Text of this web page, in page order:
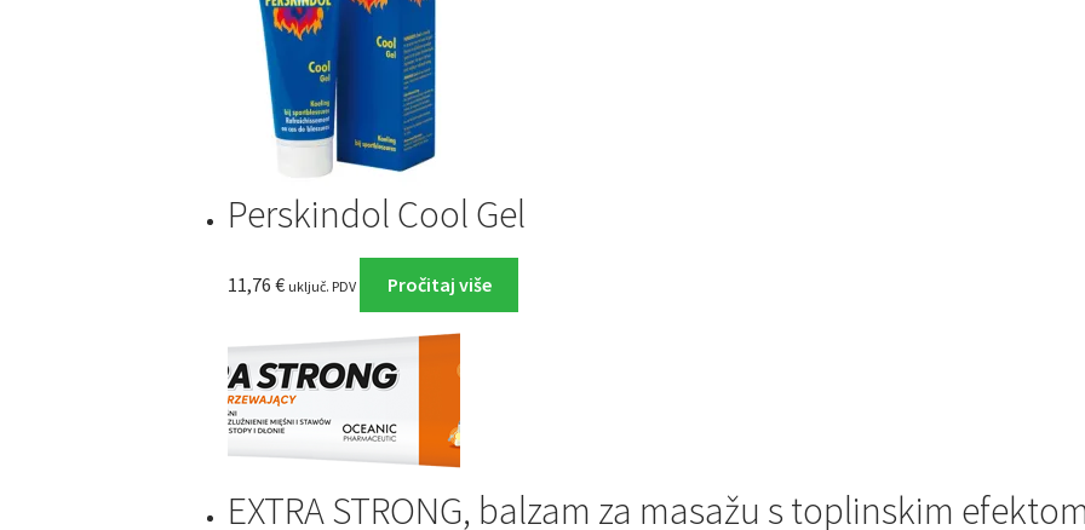
Perskindol Cool Gel
11,76€ uključ. PDV Pročitaj više
EXTRA STRONG, balzam za masažu s toplinskim